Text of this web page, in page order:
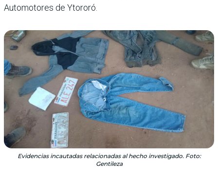
Automotores de Ytororó.
Evidencias incautadas relacionadas al hecho investigado. Foto:
Gentileza